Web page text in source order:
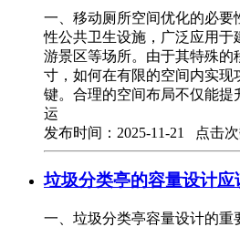
一、移动厕所空间优化的必要
性公共卫生设施，广泛应用于
游景区等场所。由于其特殊的
寸，如何在有限的空间内实现
键。合理的空间布局不仅能提
运
发布时间：2025-11-21 点击
垃圾分类亭的容量设计
一、垃圾分类亭容量设计的重